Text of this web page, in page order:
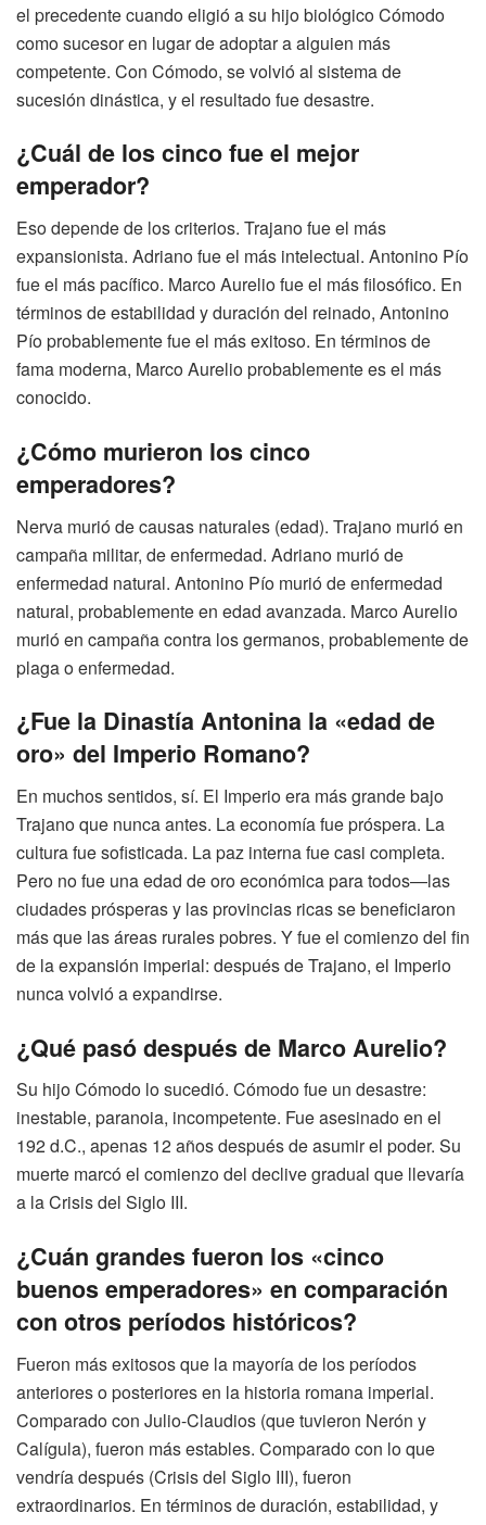
el precedente cuando eligió a su hijo biológico Cómodo
como sucesor en lugar de adoptar a alguien más
competente. Con Cómodo, se volvió al sistema de
sucesión dinástica, y el resultado fue desastre.
¿Cuál de los cinco fue el mejor
emperador?
Eso depende de los criterios. Trajano fue el más
expansionista. Adriano fue el más intelectual. Antonino Pío
fue el más pacífico. Marco Aurelio fue el más filosófico. En
términos de estabilidad y duración del reinado, Antonino
Pío probablemente fue el más exitoso. En términos de
fama moderna, Marco Aurelio probablemente es el más
conocido.
¿Cómo murieron los cinco
emperadores?
Nerva murió de causas naturales (edad). Trajano murió en
campaña militar, de enfermedad. Adriano murió de
enfermedad natural. Antonino Pío murió de enfermedad
natural, probablemente en edad avanzada. Marco Aurelio
murió en campaña contra los germanos, probablemente de
plaga o enfermedad.
¿Fue la Dinastía Antonina la «edad de
oro» del Imperio Romano?
En muchos sentidos, sí. El Imperio era más grande bajo
Trajano que nunca antes. La economía fue próspera. La
cultura fue sofisticada. La paz interna fue casi completa.
Pero no fue una edad de oro económica para todos—las
ciudades prósperas y las provincias ricas se beneficiaron
más que las áreas rurales pobres. Y fue el comienzo del fin
de la expansión imperial: después de Trajano, el Imperio
nunca volvió a expandirse.
¿Qué pasó después de Marco Aurelio?
Su hijo Cómodo lo sucedió. Cómodo fue un desastre:
inestable, paranoia, incompetente. Fue asesinado en el
192 d.C., apenas 12 años después de asumir el poder. Su
muerte marcó el comienzo del declive gradual que llevaría
a la Crisis del Siglo III.
¿Cuán grandes fueron los «cinco
buenos emperadores» en comparación
con otros períodos históricos?
Fueron más exitosos que la mayoría de los períodos
anteriores o posteriores en la historia romana imperial.
Comparado con Julio-Claudios (que tuvieron Nerón y
Calígula), fueron más estables. Comparado con lo que
vendría después (Crisis del Siglo III), fueron
extraordinarios. En términos de duración, estabilidad, y